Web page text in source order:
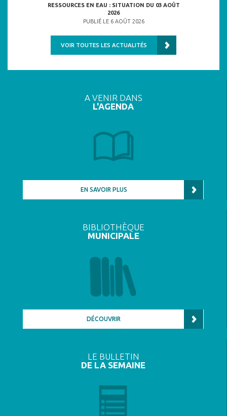
RESSOURCES EN EAU : SITUATION DU 03 AOÛT
2026
PUBLIÉ LE 6 AOÛT 2026
VOIR TOUTES LES ACTUALITÉS
A VENIR DANS
L'AGENDA
EN SAVOIR PLUS
BIBLIOTHÈQUE
MUNICIPALE
DÉCOUVRIR
LE BULLETIN
DE LA SEMAINE